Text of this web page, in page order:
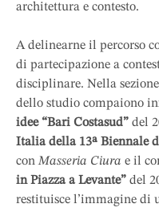
architettura e contesto.
A delinearne il percorso
di partecipazione a
disciplinare. Nella
dello studio compaiono
idee “Bari Costasud” del
Italia della 13ª Biennale
conMasseria Ciura e il
in Piazza a Levante” del
restituisce l’immagine di